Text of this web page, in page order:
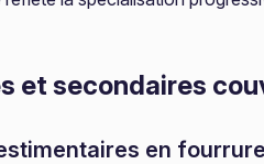
et secondaires
en fourrure